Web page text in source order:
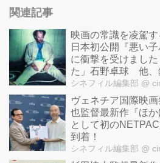
関連記事
映画の常識を凌駕
日本初公開『悪い
に衝撃を受けまし
た」石野卓球 他、
小島秀夫らから絶賛
シネフィル編集部 @
ヴェネチア国際映
也監督最新作『ほ
として初の
到着！
シネフィル編集部 @